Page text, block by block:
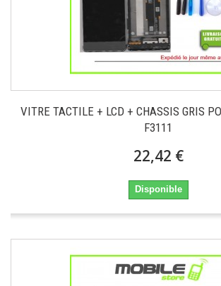
VITRE TACTILE + LCD + CHASSIS GRIS
F3111
22,42 €
Disponible